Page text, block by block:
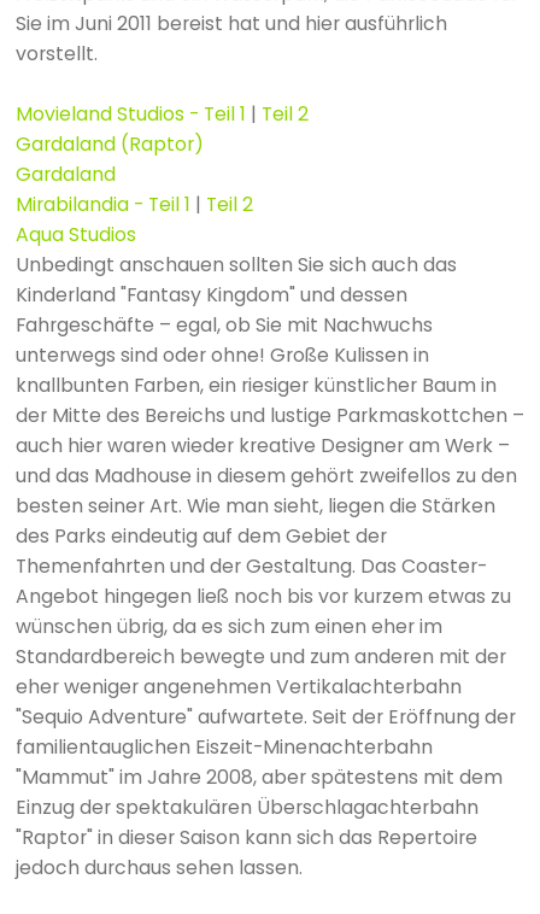
Sie im Juni 2011 bereist hat und hier ausführlich
vorstellt.
Movieland Studios - Teil 1 | Teil 2
Gardaland (Raptor)
Gardaland
Mirabilandia - Teil 1 | Teil 2
Aqua Studios
Unbedingt anschauen sollten Sie sich auch das
Kinderland "Fantasy Kingdom" und dessen
Fahrgeschäfte – egal, ob Sie mit Nachwuchs
unterwegs sind oder ohne! Große Kulissen in
knallbunten Farben, ein riesiger künstlicher Baum in
der Mitte des Bereichs und lustige Parkmaskottchen –
auch hier waren wieder kreative Designer am Werk –
und das Madhouse in diesem gehört zweifellos zu den
besten seiner Art. Wie man sieht, liegen die Stärken
des Parks eindeutig auf dem Gebiet der
Themenfahrten und der Gestaltung. Das Coaster-
Angebot hingegen ließ noch bis vor kurzem etwas zu
wünschen übrig, da es sich zum einen eher im
Standardbereich bewegte und zum anderen mit der
eher weniger angenehmen Vertikalachterbahn
"Sequio Adventure" aufwartete. Seit der Eröffnung der
familientauglichen Eiszeit-Minenachterbahn
"Mammut" im Jahre 2008, aber spätestens mit dem
Einzug der spektakulären Überschlagachterbahn
"Raptor" in dieser Saison kann sich das Repertoire
jedoch durchaus sehen lassen.